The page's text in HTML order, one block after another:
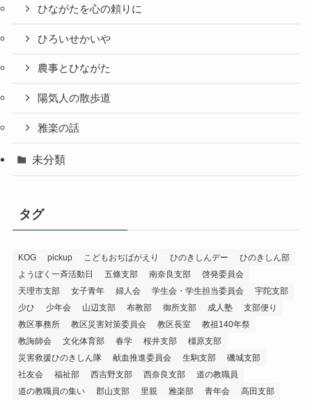
ひながたを心の頼りに
ひろいせかいや
農事とひながた
陽気人の散歩道
雅楽の話
未分類
タグ
KOG pickup こどもおぢばがえり ひのきしんデー
ひのきしん部
ようぼく一斉活動日
五條支部 南奈良支部
啓発委員会
天理市支部
女子青年 婦人会 学生会・学生担当委員会
宇陀支部
少ひ
少年会 山辺支部 布教部 御所支部 成人塾
支部便り
教区事務所
教区災害対策委員会 教区長室
教祖140年祭
教誨師会
文化体育部 春学 桜井支部
橿原支部
災害救援ひのきしん隊
献血推進委員会 生駒支部
磯城支部
社友会
福祉部 西吉野支部 西奈良支部
道の教職員
道の教職員の集い
郡山支部 里親 雅楽部 青年会 高田支部